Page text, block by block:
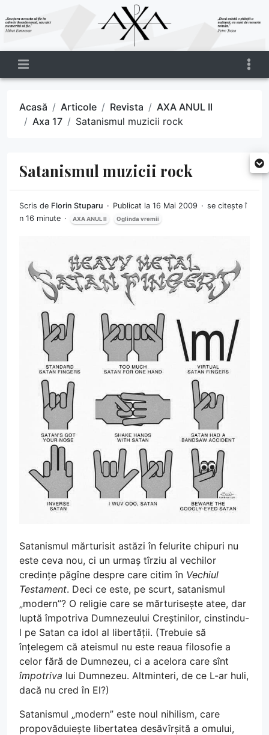
Acasă Articole Revista
AXA ANUL II
Axa 17
Satanismul muzicii rock
Satanismul muzicii rock
Scris de Florin Stuparu Publicat la 16 Mai 2009
se citește î
n 16 minute
AXA ANUL II Oglinda vremii
Satanismul mărturisit astăzi în felurite chipuri nu
este ceva nou, ci un urmaș tîrziu al vechilor
credințe păgîne despre care citim în Vechiul
Testament. Deci ce este, pe scurt, satanismul
„modern”? O religie care se mărturisește atee, dar
luptă împotriva Dumnezeului Creștinilor, cinstindu-
l pe Satan ca idol al libertății. (Trebuie să
înțelegem că ateismul nu este reaua filosofie a
celor fără de Dumnezeu, ci a acelora care sînt
împotriva lui Dumnezeu. Altminteri, de ce L-ar huli,
dacă nu cred în El?)
Satanismul „modern” este noul nihilism, care
propovăduiește libertatea desăvîrșită a omului,